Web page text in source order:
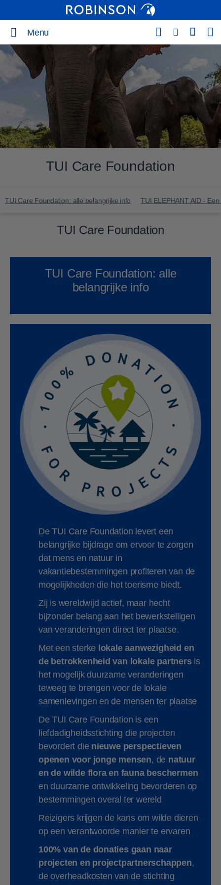
Menu
TUI Care Foundation
TUI Care Foundation: alle belangrijke info TUI ELEPHANT AID -
TUI Care Foundation
TUI Care Foundation: alle
belangrijke info
De TUI Care Foundation levert een
belangrijke bijdrage om ervoor te zorgen
dat mens en natuur in
vakantiebestemmingen profiteren van de
mogelijkheden die het toerisme biedt.
Zij is wereldwijd actief, maar hecht
bijzonder belang aan het bewerkstelligen
van veranderingen direct ter plaatse.
Met een sterke lokale aanwezigheid en
de betrokkenheid van lokale partners is
het mogelijk duurzame veranderingen
teweeg te brengen voor de lokale
samenlevingen en de mensen ter plaatse
De TUI Care Foundation is een
liefdadigheidsstichting die projecten
bevordert die nieuwe perspectieven
openen voor jonge mensen, de natuur
en de wilde flora en fauna beschermen
en duurzame ontwikkeling bevorderen op
bestemmingen overal ter wereld
Reizigers krijgen de kans om wilde dieren
op een verantwoorde manier te ervaren
100% van de donaties gaan naar
projecten en projectpartnerschappen,
de overheadkosten van de stichting